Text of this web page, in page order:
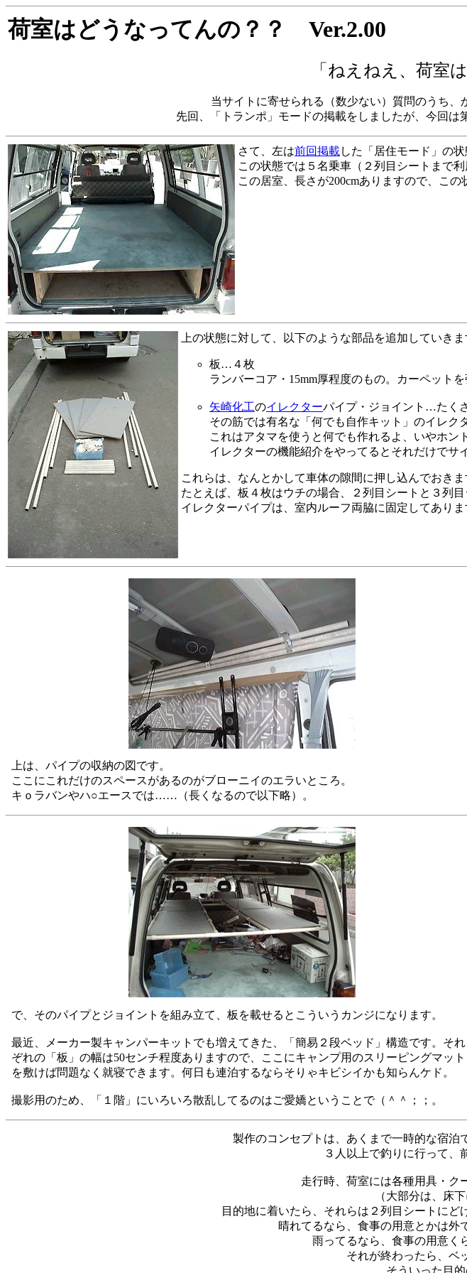
荷室はどうなってんの？？ Ver.2.00
「ねえねえ、荷室
当サイトに寄せられる（数少ない）質問のうち、
先回、「トランポ」モードの掲載をしましたが、今回は
さて、左は前回掲載した「居住モード」の状
この状態では５名乗車（２列目シートまで
この居室、長さが200cmありますので、こ
上の状態に対して、以下のような部品を追加していきま
板…４枚
ランバーコア・15mm厚程度のもの。カーペットを
矢崎化工のイレクターパイプ・ジョイント…たくさ
その筋では有名な「何でも自作キット」のイレク
これはアタマを使うと何でも作れるよ、いやホン
イレクターの機能紹介をやってるとそれだけでサ
これらは、なんとかして車体の隙間に押し込んでおきま
たとえば、板４枚はウチの場合、２列目シートと３列目
イレクターパイプは、室内ルーフ両脇に固定してあり
上は、パイプの収納の図です。
ここにこれだけのスペースがあるのがブローニイのエラいところ。
キｏラバンやハ○エースでは……（長くなるので以下略）。
で、そのパイプとジョイントを組み立て、板を載せるとこういうカンジになります。
最近、メーカー製キャンパーキットでも増えてきた、「簡易２段ベッド」構造です。それ
ぞれの「板」の幅は50センチ程度ありますので、ここにキャンプ用のスリーピングマット
を敷けば問題なく就寝できます。何日も連泊するならそりゃキビシイかも知らんケド。
撮影用のため、「１階」にいろいろ散乱してるのはご愛嬌ということで（＾＾；；。
製作のコンセプトは、あくまで一時的な宿泊
３人以上で釣りに行って、
走行時、荷室には各種用具・ク
（大部分は、床
目的地に着いたら、それらは２列目シートにど
晴れてるなら、食事の用意とかは外
雨ってるなら、食事の用意く
それが終わったら、ベ
そういった目的